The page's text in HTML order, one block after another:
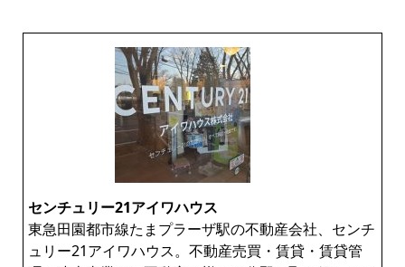
センチュリー21アイワハウス
東急田園都市線たまプラーザ駅の不動産会社、センチ
ュリー21アイワハウス。不動産売買・賃貸・賃貸管